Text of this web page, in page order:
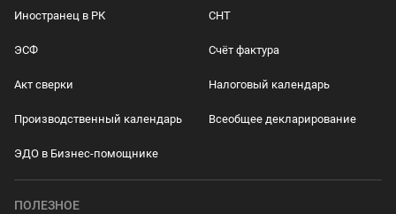
Иностранец в РК СНТ
ЭСФ Счёт фактура
Акт сверки Налоговый календарь
Производственный календарь Всеобщее декларирование
ЭДО в Бизнес-помощнике
ПОЛЕЗНОЕ